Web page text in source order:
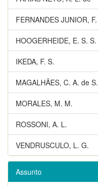
FERNANDES JUNIOR, F.
HOOGERHEIDE, E. S. S.
IKEDA, F. S.
MAGALHÃES, C. A. de S.
MORALES, M. M.
ROSSONI, A. L.
VENDRUSCULO, L. G.
Assunto